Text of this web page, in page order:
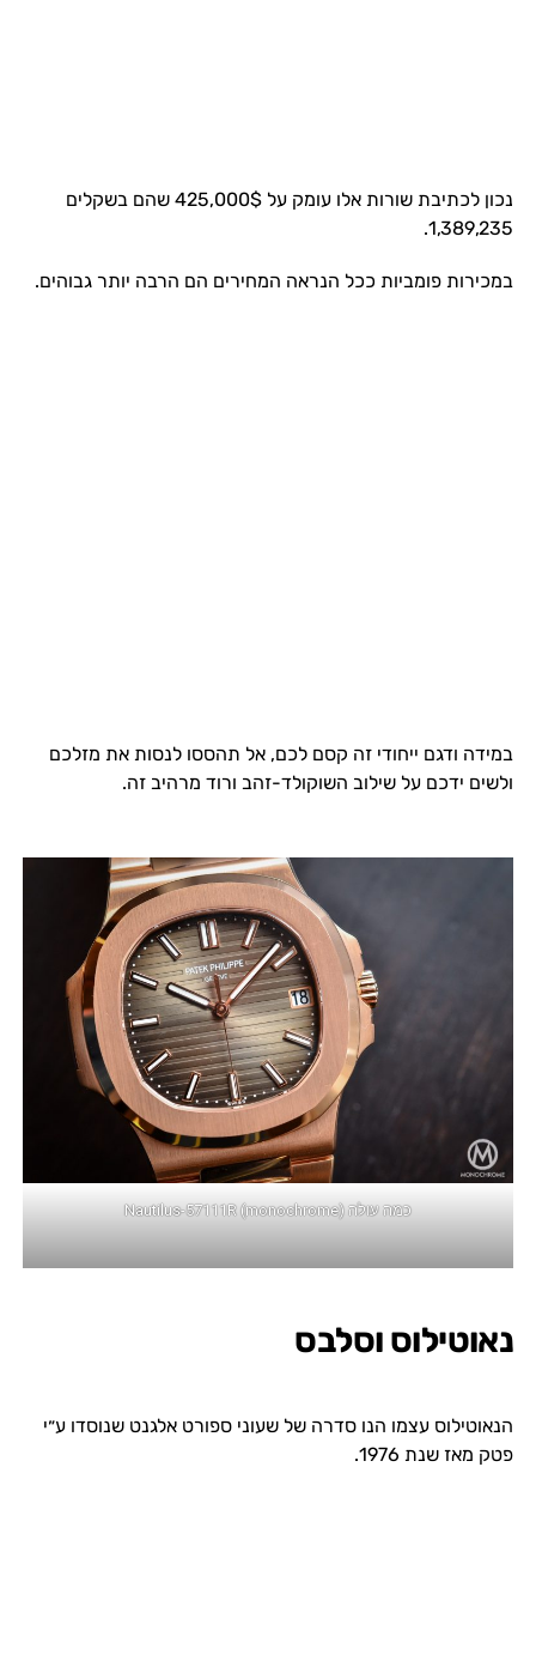
נכון לכתיבת שורות אלו עומק על 425,000$ שהם בשקלים
1,389,235.
במכירות פומביות ככל הנראה המחירים הם הרבה יותר גבוהים.
במידה ודגם ייחודי זה קסם לכם, אל תהססו לנסות את מזלכם
ולשים ידכם על שילוב השוקולד-זהב ורוד מרהיב זה.
כמה עולה Nautilus-57111R (monochrome)
נאוטילוס וסלבס
הנאוטילוס עצמו הנו סדרה של שעוני ספורט אלגנט שנוסדו ע״י
פטק מאז שנת 1976.